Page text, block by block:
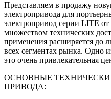
Представляем в продажу
электропривода для
электропривод серии LITE
множеством технических
применения расширяется до
всех сегментах рынка. Одно
это очень привлекательная
ОСНОВНЫЕ
ПРИВОДА: